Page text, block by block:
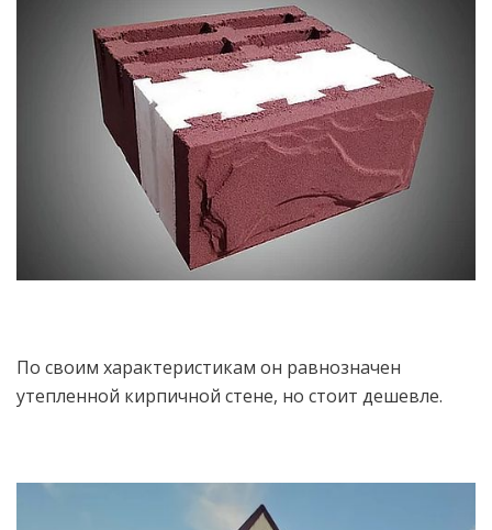
По своим характеристикам он равнозначен
утепленной кирпичной стене, но стоит дешевле.